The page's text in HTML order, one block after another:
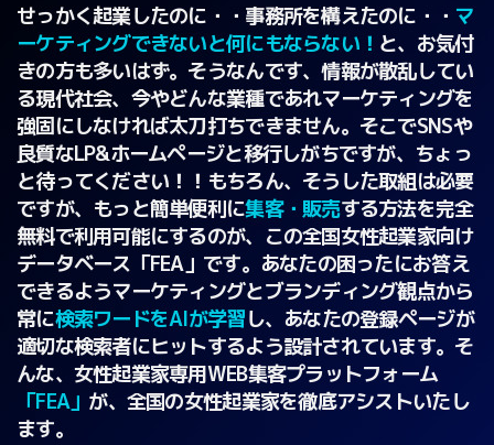
せっかく起業したのに・・事務所を構えたのに・・ マ
ーケティングできないと何にもならない！ と、お気付
きの方も多いはず。そうなんです、情報が散乱してい
る現代社会、今やどんな業種であれマーケティングを
強固にしなければ太刀打ちできません。そこでSNSや
良質なLP&ホームページと移行しがちですが、ちょっ
と待ってください！！もちろん、そうした取組は必要
ですが、もっと簡単便利に集客・販売する方法を完全
無料で利用可能にするのが、この全国女性起業家向け
データベース「FEA」です。あなたの困ったにお答え
できるようマーケティングとブランディング観点から
常に検索ワードをAIが学習し、あなたの登録ページが
適切な検索者にヒットするよう設計されています。そ
んな、女性起業家専用WEB集客プラットフォーム
「FEA」 が、全国の女性起業家を徹底アシストいたし
ます。